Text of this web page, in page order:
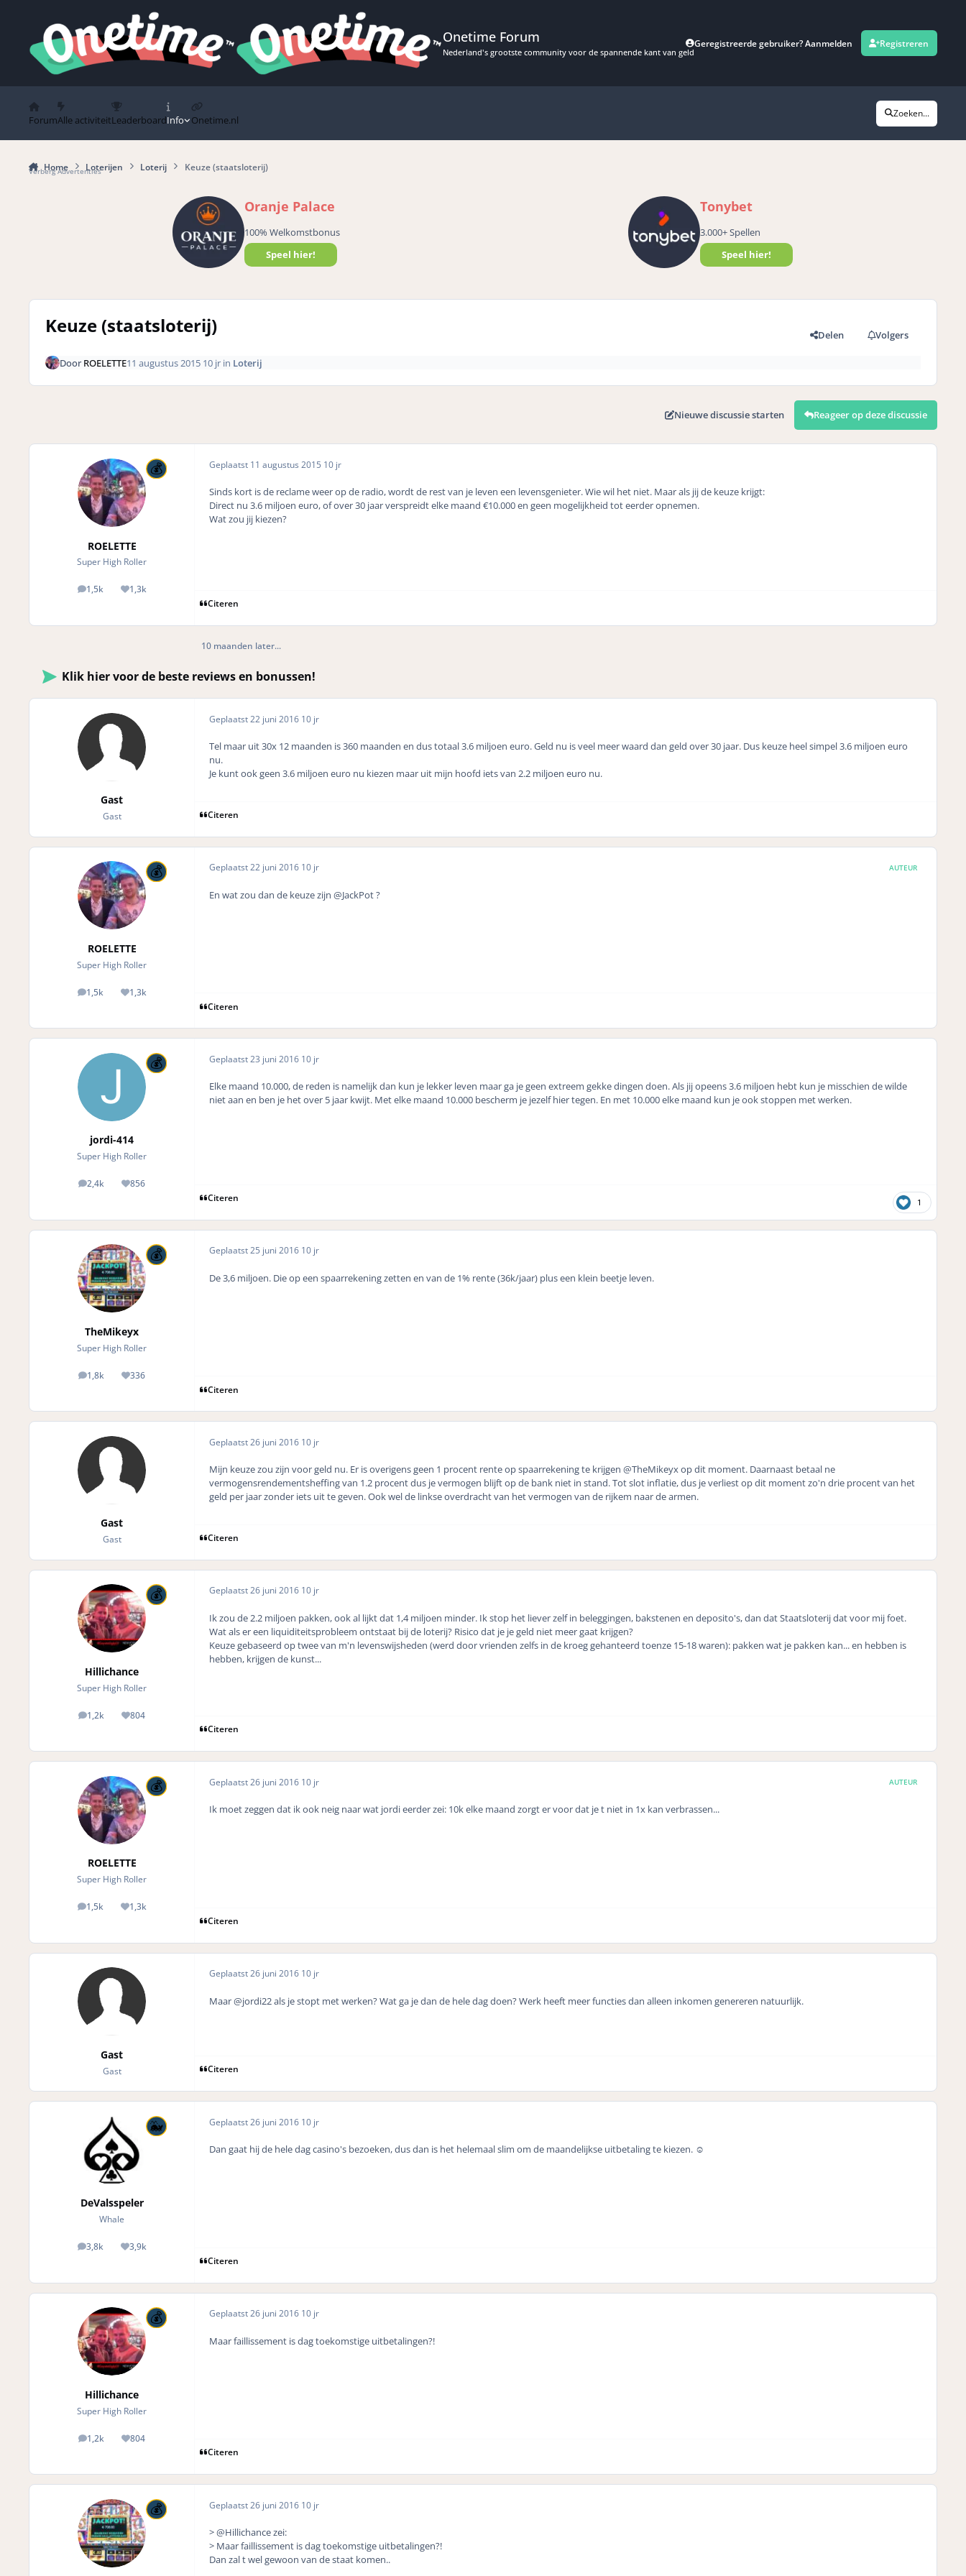
Onetime Forum
Nederland's grootste community voor de spannende kant van geld
Geregistreerde gebruiker? Aanmelden Registreren
ForumAlle activiteitLeaderboardInfo Onetime.nl
Zoeken...
Home Loterijen Loterij Keuze (staatsloterij)
Verberg Advertenties
Oranje Palace
100% Welkomstbonus
Speel hier!
Tonybet
3.000+ Spellen
Speel hier!
Keuze (staatsloterij) Delen Volgers
DoorROELETTE11 augustus 2015 10 jrin Loterij
Nieuwe discussie starten Reageer op deze discussie
ROELETTE
Super High Roller
1,5k
posts 1,3k
Reputation
Geplaatst 11 augustus 2015 10 jr
Sinds kort is de reclame weer op de radio, wordt de rest van je leven een levensgenieter. Wie wil het niet. Maar als jij de keuze krijgt:
Direct nu 3.6 miljoen euro, of over 30 jaar verspreidt elke maand €10.000 en geen mogelijkheid tot eerder opnemen.
Wat zou jij kiezen?
Citeren
10 maanden later...
Klik hier voor de beste reviews en bonussen!
Gast
Gast
Geplaatst22 juni 2016 10 jr
Tel maar uit 30x 12 maanden is 360 maanden en dus totaal 3.6 miljoen euro. Geld nu is veel meer waard dan geld over 30 jaar. Dus keuze heel simpel 3.6 miljoen euro
nu.
Je kunt ook geen 3.6 miljoen euro nu kiezen maar uit mijn hoofd iets van 2.2 miljoen euro nu.
Citeren
ROELETTE
Super High Roller
1,5k
posts 1,3k
Reputation
Geplaatst22 juni 2016 10 jr AUTEUR
En wat zou dan de keuze zijn @JackPot ?
Citeren
jordi-414
Super High Roller
2,4k
posts 856
Reputation
Geplaatst23 juni 2016 10 jr
Elke maand 10.000, de reden is namelijk dan kun je lekker leven maar ga je geen extreem gekke dingen doen. Als jij opeens 3.6 miljoen hebt kun je misschien de wilde
niet aan en ben je het over 5 jaar kwijt. Met elke maand 10.000 bescherm je jezelf hier tegen. En met 10.000 elke maand kun je ook stoppen met werken.
Citeren 1
TheMikeyx
Super High Roller
1,8k
posts 336
Reputation
Geplaatst25 juni 2016 10 jr
De 3,6 miljoen. Die op een spaarrekening zetten en van de 1% rente (36k/jaar) plus een klein beetje leven.
Citeren
Gast
Gast
Geplaatst26 juni 2016 10 jr
Mijn keuze zou zijn voor geld nu. Er is overigens geen 1 procent rente op spaarrekening te krijgen @TheMikeyx op dit moment. Daarnaast betaal ne
vermogensrendementsheffing van 1.2 procent dus je vermogen blijft op de bank niet in stand. Tot slot inflatie, dus je verliest op dit moment zo'n drie procent van het
geld per jaar zonder iets uit te geven. Ook wel de linkse overdracht van het vermogen van de rijkem naar de armen.
Citeren
Hillichance
Super High Roller
1,2k
posts 804
Reputation
Geplaatst26 juni 2016 10 jr
Ik zou de 2.2 miljoen pakken, ook al lijkt dat 1,4 miljoen minder. Ik stop het liever zelf in beleggingen, bakstenen en deposito's, dan dat Staatsloterij dat voor mij foet.
Wat als er een liquiditeitsprobleem ontstaat bij de loterij? Risico dat je je geld niet meer gaat krijgen?
Keuze gebaseerd op twee van m'n levenswijsheden (werd door vrienden zelfs in de kroeg gehanteerd toenze 15-18 waren): pakken wat je pakken kan... en hebben is
hebben, krijgen de kunst...
Citeren
ROELETTE
Super High Roller
1,5k
posts 1,3k
Reputation
Geplaatst26 juni 2016 10 jr AUTEUR
Ik moet zeggen dat ik ook neig naar wat jordi eerder zei: 10k elke maand zorgt er voor dat je t niet in 1x kan verbrassen...
Citeren
Gast
Gast
Geplaatst26 juni 2016 10 jr
Maar@jordi22 als je stopt met werken? Wat ga je dan de hele dag doen? Werk heeft meer functies dan alleen inkomen genereren natuurlijk.
Citeren
DeValsspeler
Whale
3,8k
posts 3,9k
Reputation
Geplaatst26 juni 2016 10 jr
Dan gaat hij de hele dag casino's bezoeken, dus dan is het helemaal slim om de maandelijkse uitbetaling te kiezen. ☺️
Citeren
Hillichance
Super High Roller
1,2k
posts 804
Reputation
Geplaatst26 juni 2016 10 jr
Maar faillissement is dag toekomstige uitbetalingen?!
Citeren
Geplaatst26 juni 2016 10 jr
> @Hillichance zei:
> Maar faillissement is dag toekomstige uitbetalingen?!
Dan zal t wel gewoon van de staat komen..